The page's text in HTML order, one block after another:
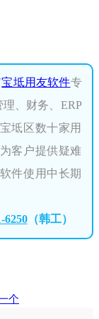
宝坻用友软件专
、财务、ERP
坻区数十家用
客户提供疑难
件使用中长期
6250（韩工）
个